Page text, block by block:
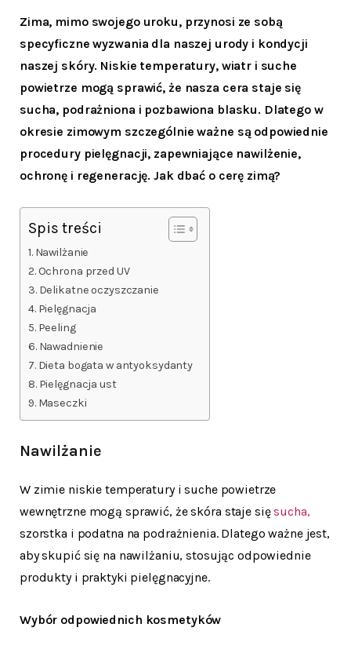
Zima, mimo swojego uroku, przynosi ze sobą
specyficzne wyzwania dla naszej urody i kondycji
naszej skóry. Niskie temperatury, wiatr i suche
powietrze mogą sprawić, że nasza cera staje się
sucha, podrażniona i pozbawiona blasku. Dlatego w
okresie zimowym szczególnie ważne są odpowiednie
procedury pielęgnacji, zapewniające nawilżenie,
ochronę i regenerację. Jak dbać o cerę zimą?
Spis treści
Nawilżanie
Ochrona przed UV
Delikatne oczyszczanie
Pielęgnacja
Peeling
Nawadnienie
Dieta bogata w antyoksydanty
Pielęgnacja ust
Maseczki
Nawilżanie
W zimie niskie temperatury i suche powietrze
wewnętrzne mogą sprawić, że skóra staje sięsucha,
szorstka i podatna na podrażnienia. Dlatego ważne jest,
aby skupić się na nawilżaniu, stosując odpowiednie
produkty i praktyki pielęgnacyjne.
Wybór odpowiednich kosmetyków